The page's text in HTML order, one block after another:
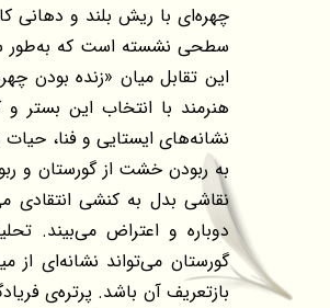
چهره‌ای با ریش بلند و دهانی
سطحی نشسته است که به‌طور
این تقابل میان «زنده بودن
هنرمند با انتخاب این بستر
نشانه‌های ایستایی و فنا،
به ربودن خشت از گورستان و
نقاشی بدل به کنشی انتقادی
دوباره و اعتراض می‌بیند.
گورستان می‌تواند نشانه‌ای از
بازتعریف آن باشد. پرتره‌ی